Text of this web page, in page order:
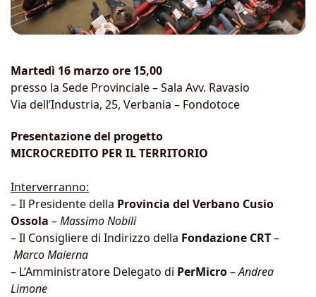
Martedì 16 marzo ore 15,00
presso la Sede Provinciale – Sala Avv. Ravasio
Via dell’Industria, 25, Verbania – Fondotoce
Presentazione del progetto
MICROCREDITO PER IL TERRITORIO
Interverranno:
– Il Presidente della Provincia del Verbano Cusio
Ossola –Massimo Nobili
– Il Consigliere di Indirizzo della Fondazione CRT–
Marco Maierna
– L’Amministratore Delegato di PerMicro–Andrea
Limone